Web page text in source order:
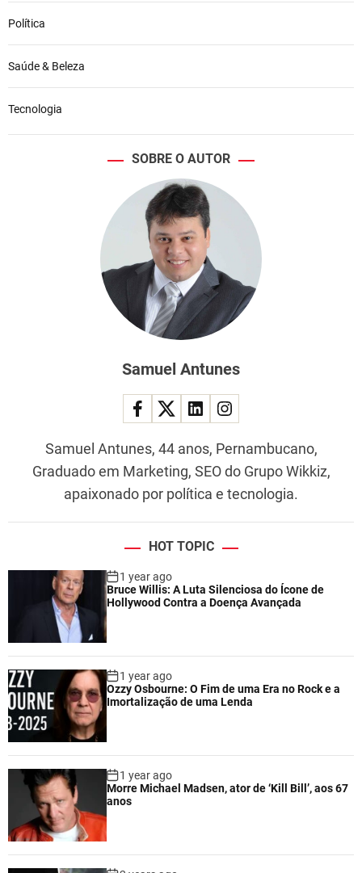
Política
Saúde & Beleza
Tecnologia
SOBRE O AUTOR
Samuel Antunes
Samuel Antunes, 44 anos, Pernambucano,
Graduado em Marketing, SEO do Grupo Wikkiz,
apaixonado por política e tecnologia.
HOT TOPIC
1 year ago
Bruce Willis: A Luta Silenciosa do Ícone de
Hollywood Contra a Doença Avançada
1 year ago
Ozzy Osbourne: O Fim de uma Era no Rock e a
Imortalização de uma Lenda
1 year ago
Morre Michael Madsen, ator de ‘Kill Bill’, aos 67
anos